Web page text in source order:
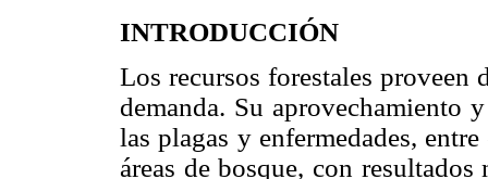
INTRODUCCIÓN
Los recursos forestales proveen
demanda. Su aprovechamiento
las plagas y enfermedades,
áreas de bosque, con